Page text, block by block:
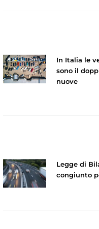
In Italia le
sono il
nuove
Legge di
congiunto